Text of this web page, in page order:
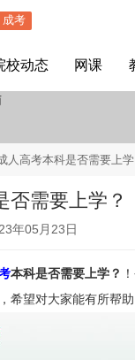
成考
校动态 网课
人高考本科是否需要上学
否需要上学？
年05月23日
本科是否需要上学？
希望对大家能有所帮助